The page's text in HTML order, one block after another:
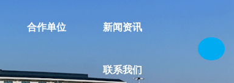
合作单位 新闻资讯
联系我们